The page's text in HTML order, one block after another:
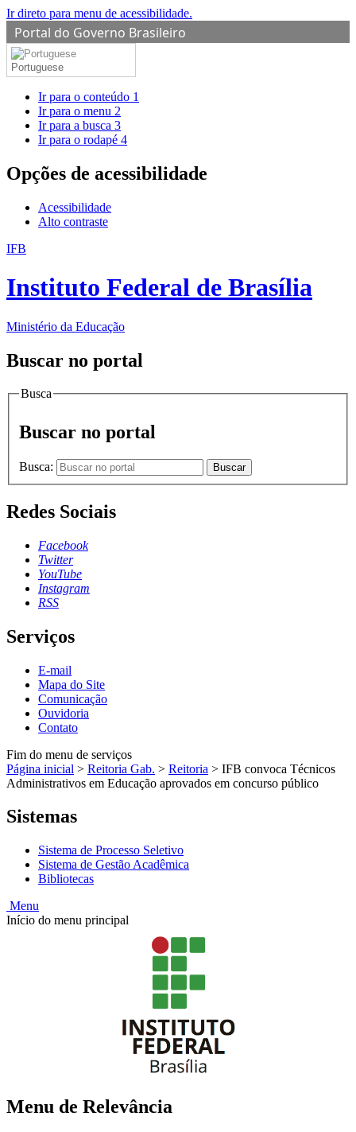
Ir direto para menu de acessibilidade.
Portal do Governo Brasileiro
Portuguese
Ir para o conteúdo 1
Ir para o menu 2
Ir para a busca 3
Ir para o rodapé 4
Opções de acessibilidade
Acessibilidade
Alto contraste
IFB
Instituto Federal de Brasília
Ministério da Educação
Buscar no portal
Busca
Buscar no portal
Busca: Buscar
Redes Sociais
Facebook
Twitter
YouTube
Instagram
RSS
Serviços
E-mail
Mapa do Site
Comunicação
Ouvidoria
Contato
Fim do menu de serviços
Página inicial > Reitoria Gab. > Reitoria > IFB convoca Técnicos
Administrativos em Educação aprovados em concurso público
Sistemas
Sistema de Processo Seletivo
Sistema de Gestão Acadêmica
Bibliotecas
Menu
Início do menu principal
Menu de Relevância